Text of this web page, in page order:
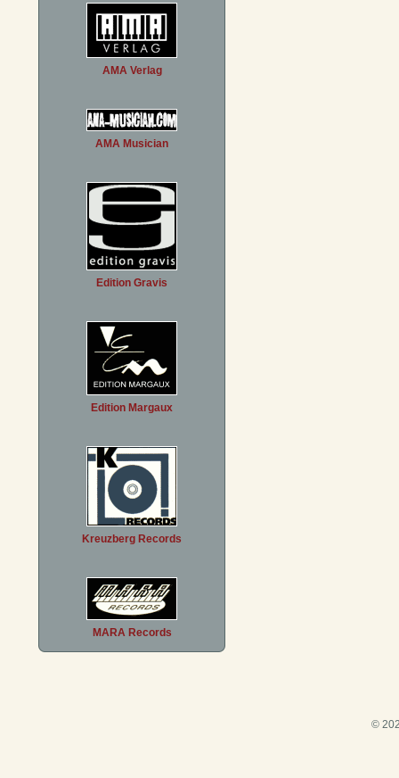
AMA Verlag
AMA Musician
Edition Gravis
Edition Margaux
Kreuzberg Records
MARA Records
©